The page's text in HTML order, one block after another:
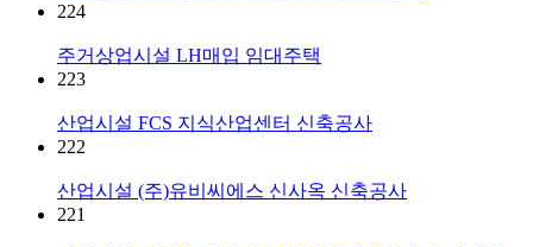
224
주거상업시설 LH매입 임대주택
223
산업시설 FCS 지식산업센터 신축공사
222
산업시설 (주)유비씨에스 신사옥 신축공사
221